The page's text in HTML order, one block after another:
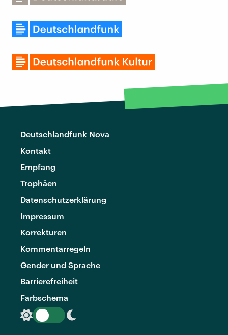
Deutschlandfunk Nova
Kontakt
Empfang
Trophäen
Datenschutzerklärung
Impressum
Korrekturen
Kommentarregeln
Gender und Sprache
Barrierefreiheit
Farbschema